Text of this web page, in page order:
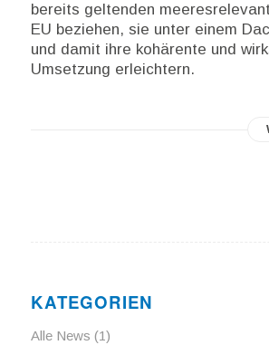
bereits geltenden
EU beziehen, sie unter einem
und damit ihre kohärente und
Umsetzung erleichtern.
KATEGORIEN
Alle News (1)